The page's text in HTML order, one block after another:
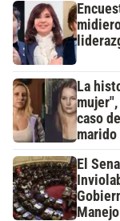
La
caso
marido
El